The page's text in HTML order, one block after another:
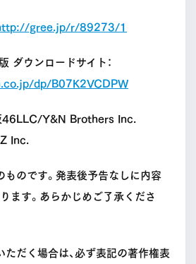
gree.jp/r/89273/1
ダウンロードサイト：
dp/B07K2VCDPW
46LLC/Y&N Brothers Inc.
Inc.
のです。発表後予告なしに内容
ます。あらかじめご了承くださ
だく場合は、必ず表記の著作権表